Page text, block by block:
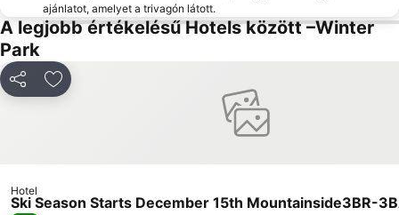
ajánlatot, amelyet a trivagón látott.
A legjobb értékelésű Hotels között –Winter
Park
MegosztásHozzáadás a kedvencekhez
Hotel
Ski Season Starts December 15th Mountainside3BR-